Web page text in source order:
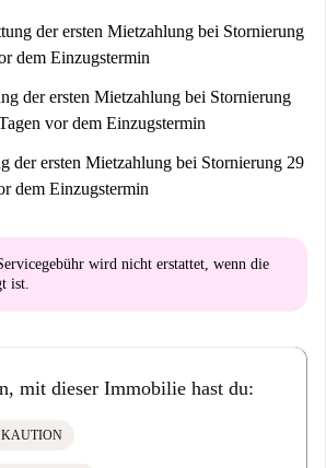
der ersten Mietzahlung bei Stornierung
dem Einzugstermin
der ersten Mietzahlung bei Stornierung
vor dem Einzugstermin
der ersten Mietzahlung bei Stornierung 29
dem Einzugstermin
wird nicht erstattet , wenn die
ist.
mit dieser Immobilie hast du:
KAUTION